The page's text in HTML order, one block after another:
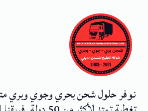
نوفر حلول شحن بحري وجوي وبري